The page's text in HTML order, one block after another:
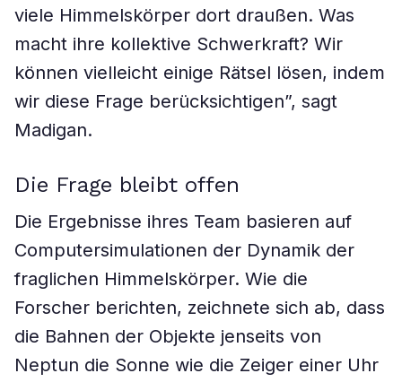
viele Himmelskörper dort draußen. Was
macht ihre kollektive Schwerkraft? Wir
können vielleicht einige Rätsel lösen, indem
wir diese Frage berücksichtigen”, sagt
Madigan.
Die Frage bleibt offen
Die Ergebnisse ihres Team basieren auf
Computersimulationen der Dynamik der
fraglichen Himmelskörper. Wie die
Forscher berichten, zeichnete sich ab, dass
die Bahnen der Objekte jenseits von
Neptun die Sonne wie die Zeiger einer Uhr